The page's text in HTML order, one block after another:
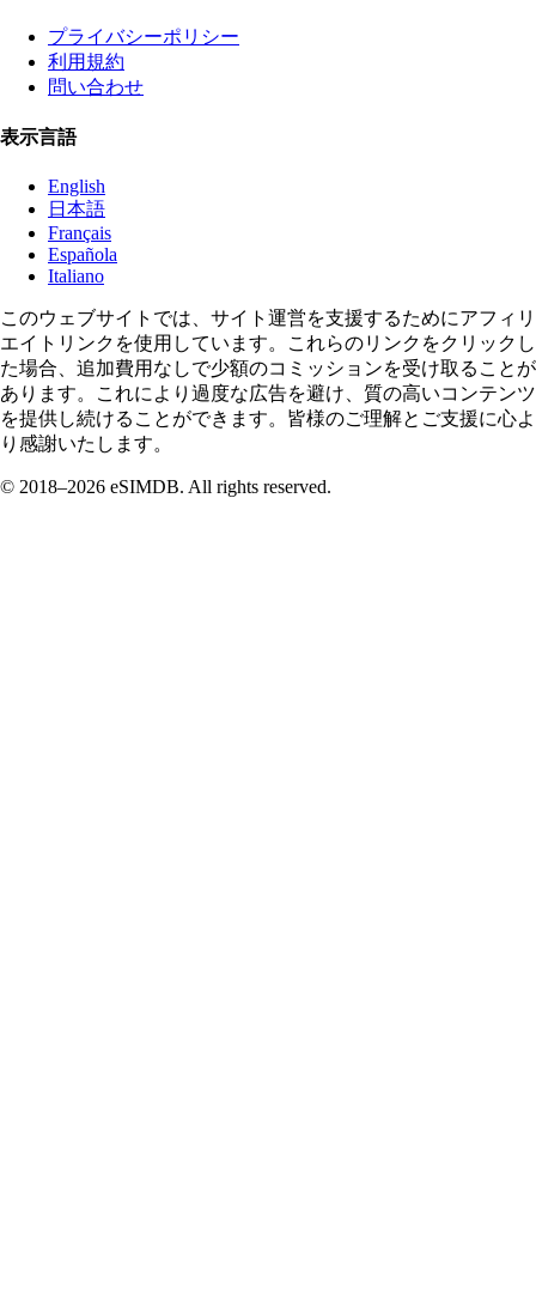
プライバシーポリシー
利用規約
問い合わせ
表示言語
English
日本語
Français
Española
Italiano
このウェブサイトでは、サイト運営を支援するためにアフィリ
エイトリンクを使用しています。これらのリンクをクリックし
た場合、追加費用なしで少額のコミッションを受け取ることが
あります。これにより過度な広告を避け、質の高いコンテンツ
を提供し続けることができます。皆様のご理解とご支援に心よ
り感謝いたします。
© 2018–2026 eSIMDB. All rights reserved.